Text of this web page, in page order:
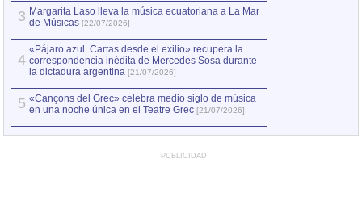
3 Margarita Laso lleva la música ecuatoriana a La Mar
de Músicas [22/07/2026]
4
«Pájaro azul. Cartas desde el exilio» recupera la
correspondencia inédita de Mercedes Sosa durante
la dictadura argentina [21/07/2026]
5 «Cançons del Grec» celebra medio siglo de música
en una noche única en el Teatre Grec [21/07/2026]
PUBLICIDAD